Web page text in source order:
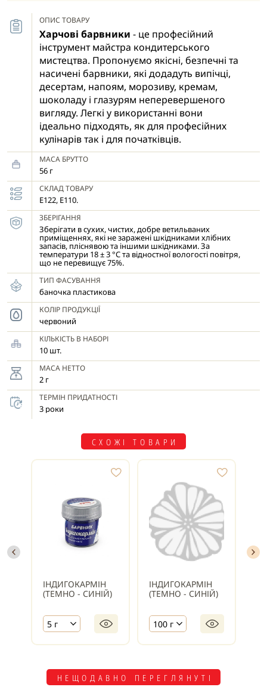
ОПИС ТОВАРУ
Харчові барвники - це професійний
інструмент майстра кондитерського
мистецтва. Пропонуємо якісні, безпечні та
насичені барвники, які додадуть випічці,
десертам, напоям, морозиву, кремам,
шоколаду і глазурям неперевершеного
вигляду. Легкі у використанні вони
ідеально підходять, як для професійних
кулінарів так і для початківців.
МАСА БРУТТО
56 г
СКЛАД ТОВАРУ
Е122, Е110.
ЗБЕРІГАННЯ
Зберігати в сухих, чистих, добре ветильваних
приміщеннях, які не заражені шкідниками хлібних
запасів, пліснявою та іншими шкідниками. За
температури 18 ± 3 °С та відностної вологості повітря,
що не перевищує 75%.
ТИП ФАСУВАННЯ
баночка пластикова
КОЛІР ПРОДУКЦІЇ
червоний
КІЛЬКІСТЬ В НАБОРІ
10 шт.
МАСА НЕТТО
2 г
ТЕРМІН ПРИДАТНОСТІ
3 роки
СХОЖІ ТОВАРИ
ІНДИГОКАРМІН
(ТЕМНО - СИНІЙ)
5 г
ІНДИГОКАРМІН
(ТЕМНО - СИНІЙ)
100 г
НЕЩОДАВНО ПЕРЕГЛЯНУТІ